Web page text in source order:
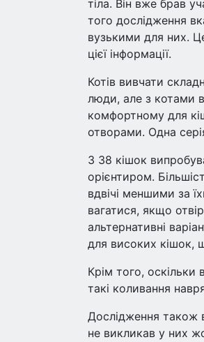
тіла. Він вже брав
того дослідження
вузькими для них.
цієї інформації.
Котів вивчати
люди, але з котами
комфортному для
отворами. Одна
З 38 кішок
орієнтиром.
вдвічі меншими за
вагатися, якщо
альтернативні
для високих кішок,
Крім того, оскільки
такі коливання
Дослідження також
не викликав у них